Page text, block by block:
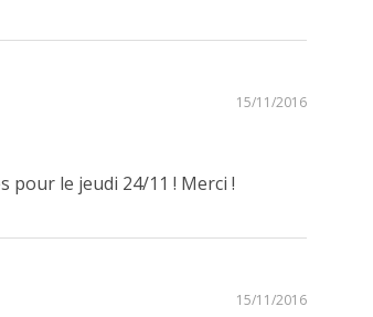
15/11/2016
pour le jeudi 24/11 ! Merci !
15/11/2016